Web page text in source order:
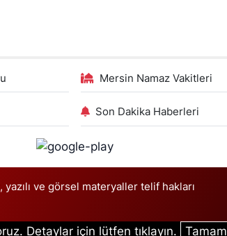
Mersin Namaz Vakitleri
Son Dakika Haberleri
ve görsel materyaller telif hakları
Detaylar için lütfen tıklayın. Tamam